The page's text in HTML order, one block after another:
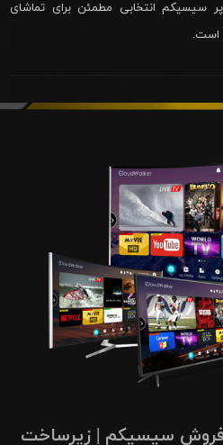
سیسیکم انتخابی مطمئن برای تماشای
است.
سیسیکم | زیرساخت